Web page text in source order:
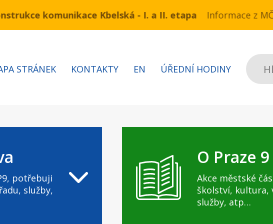
3.7 – 7.8.2026 bude probíhat obnova kabelů VN a NN v ul.
komunikace Kbelská - I. a II. etapa Informace z MČ
STRÁNEK KONTAKTY EN ÚŘEDNÍ HODINY
potřebuji
služby,
O Praze 9
Akce městské
školství, kultura,
služby, atp…